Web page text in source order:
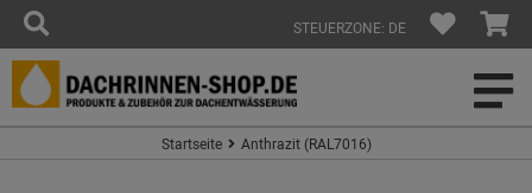
STEUERZONE: DE
Startseite Anthrazit (RAL7016)